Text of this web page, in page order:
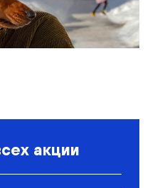
акции